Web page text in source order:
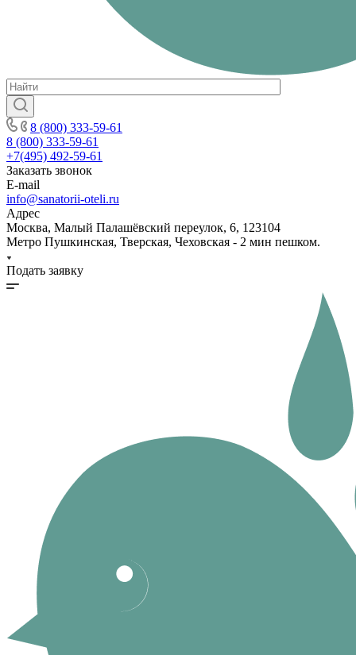
8 (800) 333-59-61
8 (800) 333-59-61
+7(495) 492-59-61
Заказать звонок
E-mail
info@sanatorii-oteli.ru
Адрес
Москва, Малый Палашёвский переулок, 6, 123104
Метро Пушкинская, Тверская, Чеховская - 2 мин пешком.
Подать заявку